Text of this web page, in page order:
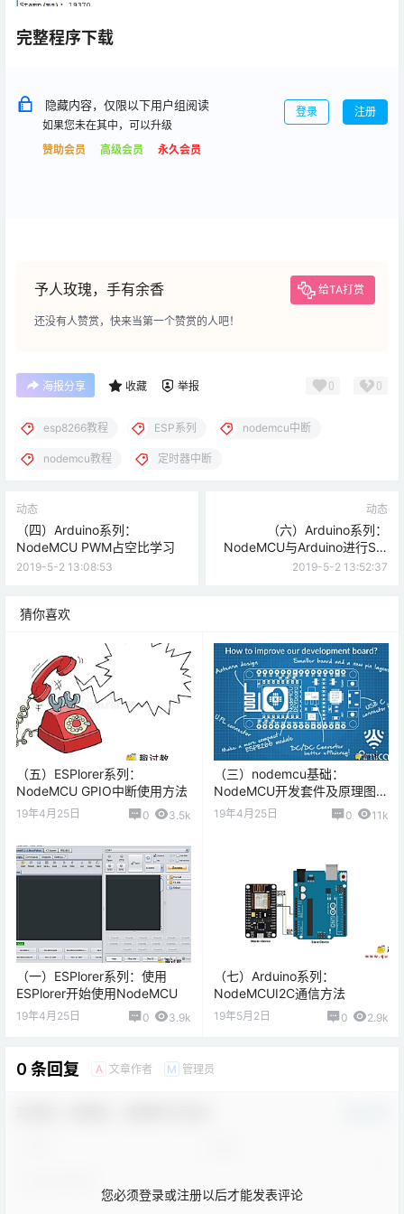
完整程序下载
隐藏内容，仅限以下用户组阅读
如果您未在其中，可以升级
赞助会员
高级会员 永久会员
登录 注册
予人玫瑰，手有余香 给TA打赏
还没有人赞赏，快来当第一个赞赏的人吧！
海报分享 收藏 举报 0 0
esp8266教程 ESP系列 nodemcu中断
nodemcu教程 定时器中断
动态
（四）Arduino系列：
NodeMCU PWM占空比学习
2019-5-2 13:08:53
动态
（六）Arduino系列：
NodeMCU与Arduino进行SPI
通信
2019-5-2 13:52:37
猜你喜欢
（五）ESPlorer系列：
NodeMCU GPIO中断使用方法
19年4月25日 0 3.5k
（三）nodemcu基础：
NodeMCU开发套件及原理图介
绍
19年4月25日 0 11k
（一）ESPlorer系列：使用
ESPlorer开始使用NodeMCU
19年4月25日 0 3.9k
（七）Arduino系列：
NodeMCUI2C通信方法
19年5月2日 0 2.9k
0 条回复 A 文章作者 M 管理员
您必须登录或注册以后才能发表评论